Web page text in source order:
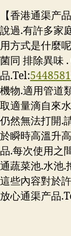
【香港通渠产
說過.有許多家
用方式是什麼
菌同 排除異味
品.Tel:
機物.適用管道
取適量滴自來
仍然無法打開.
於瞬時高溫升
品.每次使用之
通蔬菜池.水池.
這些內容對於
放心通渠产品